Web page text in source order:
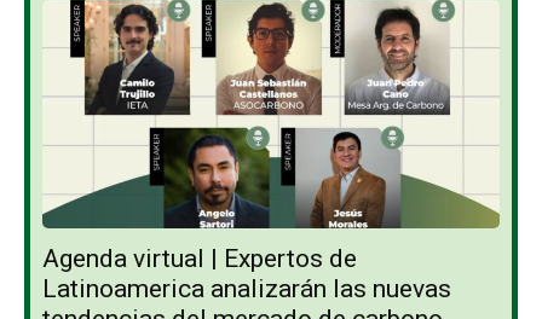
Agenda virtual | Expertos de
Latinoamerica analizarán las nuevas